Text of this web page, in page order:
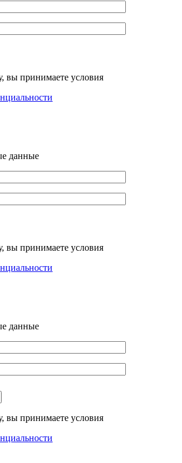
вы принимаете условия
данные
вы принимаете условия
данные
вы принимаете условия